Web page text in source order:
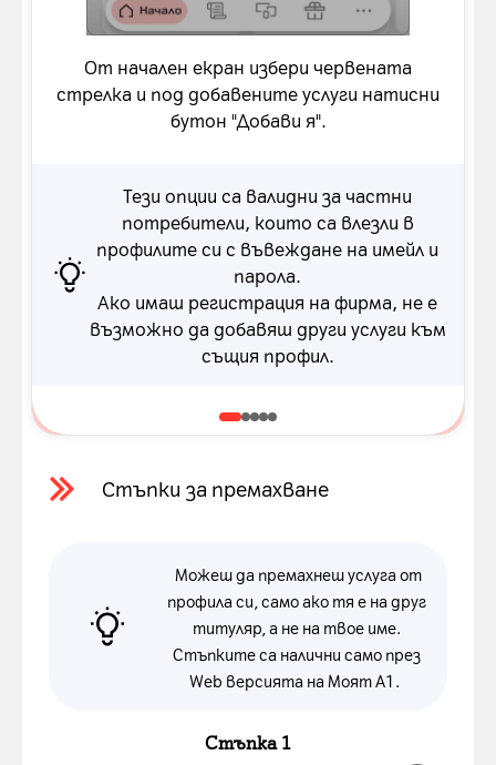
стрелката от падащото меню. След
което натисни на бутон "Добави я".
Тези опции са валидни за потребители,
които са влезли в профилите си с
От начален екран избери червената
стрелка и под добавените услуги натисни
бутон "Добави я".
Тези опции са валидни за частни
потребители, които са влезли в
профилите си с въвеждане на имейл и
парола.
Ако имаш регистрация на фирма, не е
възможно да добавяш други услуги към
същия профил.
Стъпки за премахване
Можеш да премахнеш услуга от
профила си, само ако тя е на друг
титуляр, а не на твое име.
Стъпките са налични само през
Web версията на Моят А1.
Стъпка 1